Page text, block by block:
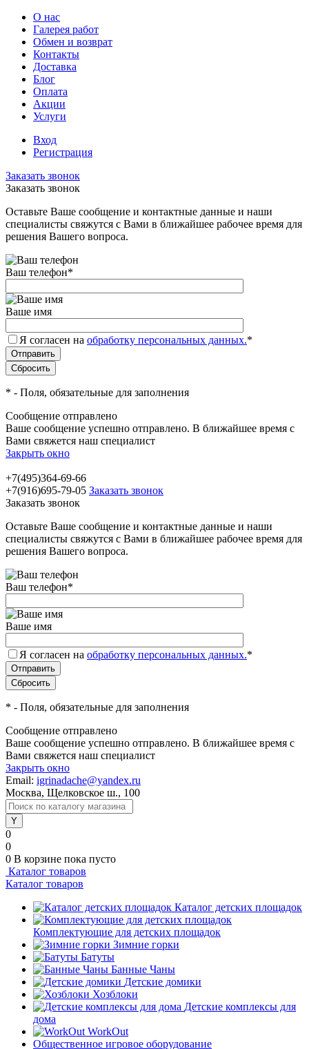
О нас
Галерея работ
Обмен и возврат
Контакты
Доставка
Блог
Оплата
Акции
Услуги
Вход
Регистрация
Заказать звонок
Заказать звонок
Оставьте Ваше сообщение и контактные данные и наши
специалисты свяжутся с Вами в ближайшее рабочее время для
решения Вашего вопроса.
Ваш телефон*
Ваше имя
Я согласен на обработку персональных данных.*
* - Поля, обязательные для заполнения
Сообщение отправлено
Ваше сообщение успешно отправлено. В ближайшее время с
Вами свяжется наш специалист
Закрыть окно
+7(495)364-69-66
+7(916)695-79-05 Заказать звонок
Заказать звонок
Оставьте Ваше сообщение и контактные данные и наши
специалисты свяжутся с Вами в ближайшее рабочее время для
решения Вашего вопроса.
Ваш телефон*
Ваше имя
Я согласен на обработку персональных данных.*
* - Поля, обязательные для заполнения
Сообщение отправлено
Ваше сообщение успешно отправлено. В ближайшее время с
Вами свяжется наш специалист
Закрыть окно
Email: igrinadache@yandex.ru
Москва, Щелковское ш., 100
0
0
0 В корзине пока пусто
Каталог товаров
Каталог товаров
Каталог детских площадок
Комплектующие для детских площадок
Зимние горки
Батуты
Банные Чаны
Детские домики
Хозблоки
Детские комплексы для
дома
WorkOut
Общественное игровое оборудование